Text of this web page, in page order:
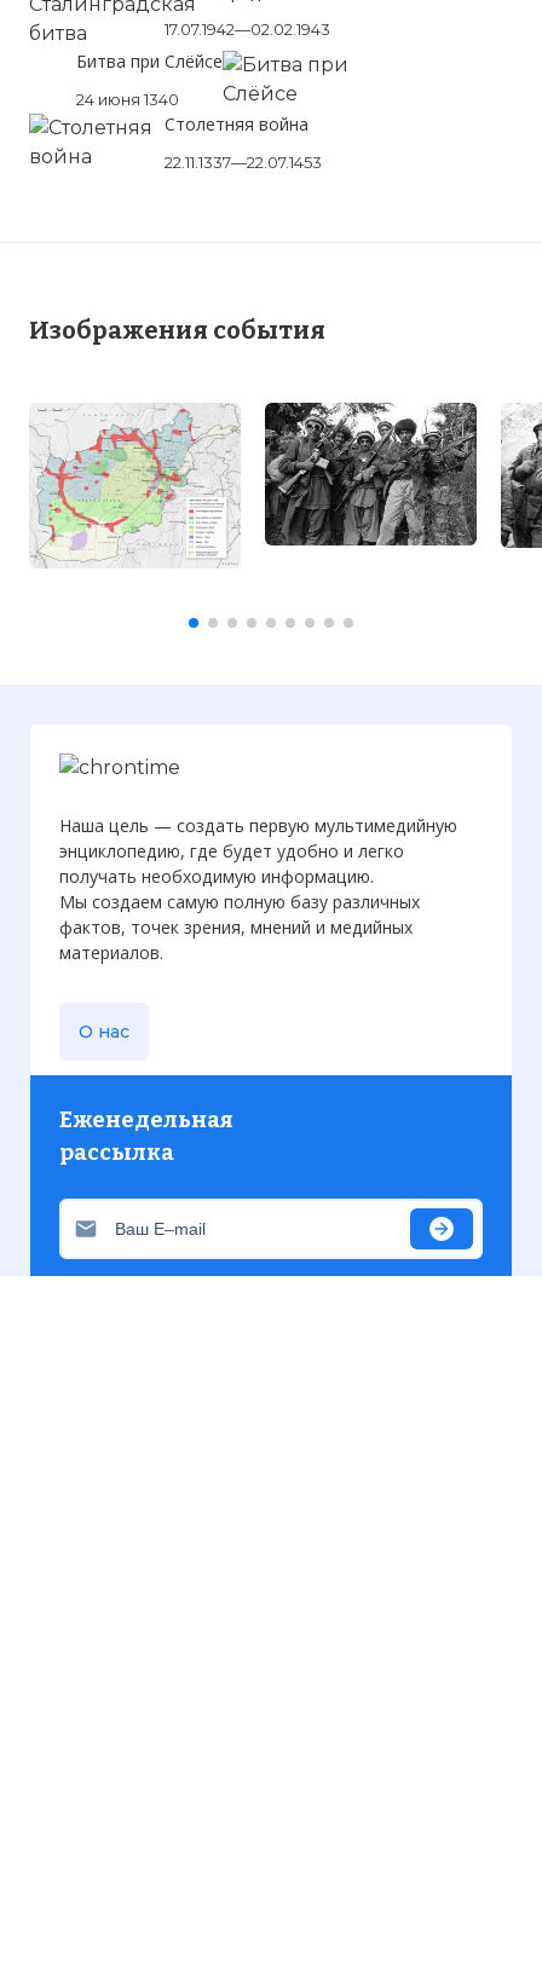
17.07.1942—02.02.1943
Битва при Слёйсе
24 июня 1340
Столетняя война
22.11.1337—22.07.1453
Изображения события
Вернуться в статью:Гражданская война в
Наша цель — создать первую мультимедийную
энциклопедию, где будет удобно и легко
получать необходимую информацию.
Мы создаем самую полную базу различных
фактов, точек зрения, мнений и медийных
материалов.
О нас
Еженедельная
рассылка